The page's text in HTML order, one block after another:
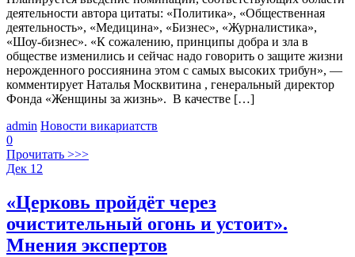
деятельности автора цитаты: «Политика», «Общественная
деятельность», «Медицина», «Бизнес», «Журналистика»,
«Шоу-бизнес». «К сожалению, принципы добра и зла в
обществе изменились и сейчас надо говорить о защите жизни
нерожденного россиянина этом с самых высоких трибун», —
комментирует Наталья Москвитина , генеральный директор
Фонда «Женщины за жизнь». В качестве […]
admin Новости викариатств
0
Прочитать >>>
Дек 12
«Церковь пройдёт через
очистительный огонь и устоит».
Мнения экспертов